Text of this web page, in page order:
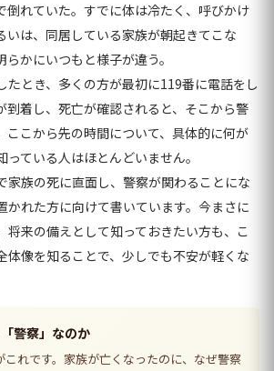
倒れていた。すでに体は冷たく、呼びかけ
いは、同居している家族が朝起きてこな
かにいつもと様子が違う。
たとき、多くの方が最初に119番に電話をし
到着し、死亡が確認されると、そこから警
ここから先の時間について、具体的に何が
ている人はほとんどいません。
家族の死に直面し、警察が関わることにな
かれた方に向けて書いています。今まさに
将来の備えとして知っておきたい方も、こ
体像を知ることで、少しでも不安が軽くな
警察」なのか
これです。家族が亡くなったのに、なぜ警察